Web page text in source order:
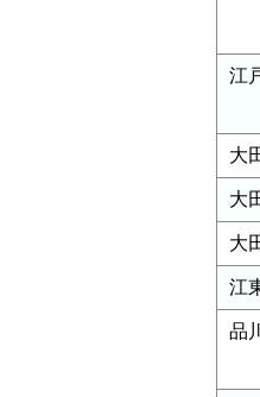
江
大
大
大
江
品